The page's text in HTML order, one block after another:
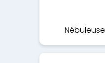
Nébuleuse